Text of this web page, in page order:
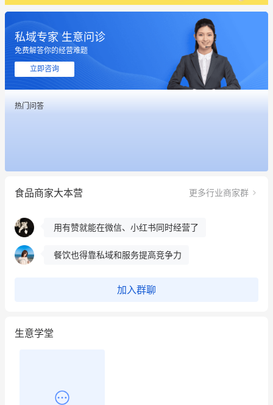
私域专家 生意问诊
免费解答你的经营难题
立即咨询
热门问答
食品商家大本营 更多行业商家群
这个营销策划案例推荐大家看一下
用有赞就能在微信、小红书同时经营了
冰墩墩货源充足需要的联系我
这个营销策划案例推荐大家看一下
用有赞就能在微信、小红书同时经营了
餐饮也得靠私域和服务提高竞争力
加入群聊
生意学堂